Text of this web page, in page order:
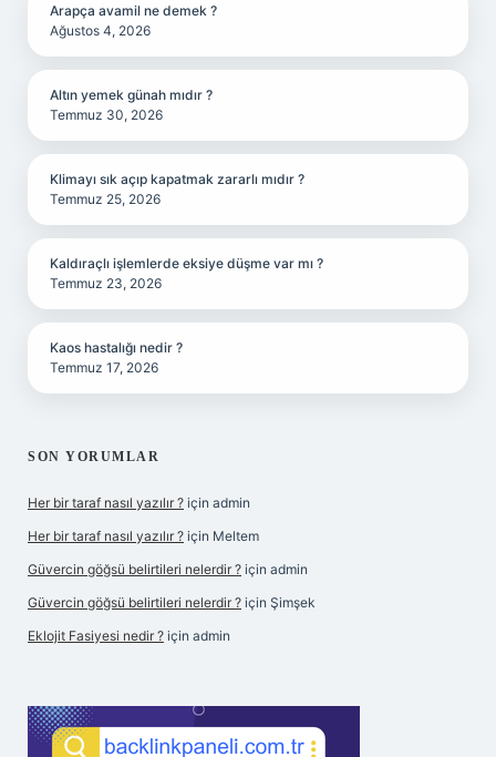
Arapça avamil ne demek ?
Ağustos 4, 2026
Altın yemek günah mıdır ?
Temmuz 30, 2026
Klimayı sık açıp kapatmak zararlı mıdır ?
Temmuz 25, 2026
Kaldıraçlı işlemlerde eksiye düşme var mı ?
Temmuz 23, 2026
Kaos hastalığı nedir ?
Temmuz 17, 2026
SON YORUMLAR
Her bir taraf nasıl yazılır ? için admin
Her bir taraf nasıl yazılır ? için Meltem
Güvercin göğsü belirtileri nelerdir ? için admin
Güvercin göğsü belirtileri nelerdir ? için Şimşek
Eklojit Fasiyesi nedir ? için admin